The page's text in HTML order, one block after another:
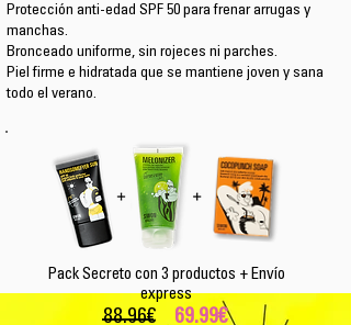
Pack Secreto con 3 productos + Envío
express
88.96€ 69.99€
Protección anti-edad SPF 50 para frenar arrugas y
manchas.
Bronceado uniforme, sin rojeces ni parches.
Piel firme e hidratada que se mantiene joven y sana
todo el verano.